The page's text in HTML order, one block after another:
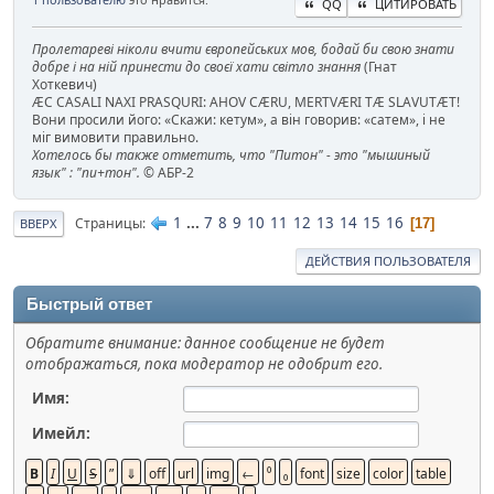
QQ ЦИТИРОВАТЬ
Пролетареві ніколи вчити європейських мов, бодай би свою знати
добре і на ній принести до своєї хати світло знання(Гнат
Хоткевич)
ÆC CASALI NAXI PRASQURI: AHOV CÆRU, MERTVÆRI TÆ SLAVUTÆT!
Вони просили його: «Скажи: кетум», а він говорив: «сатем», і не
міг вимовити правильно.
Хотелось бы также отметить, что "Питон" - это "мышиный
язык" : "пи+тон". © АБР-2
ВВЕРХ Страницы 1 ... 7 8 9 10 11 12 13 14 15 16 17
ДЕЙСТВИЯ ПОЛЬЗОВАТЕЛЯ
Быстрый ответ
Обратите внимание: данное сообщение не будет
отображаться, пока модератор не одобрит его.
Имя:
Имейл: